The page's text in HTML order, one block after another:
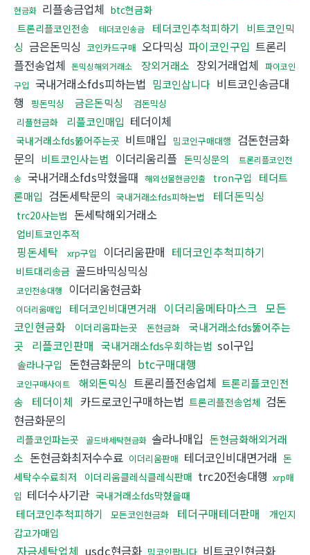
현금화 리플송금업체 btc현금화
트론리플코인전송
테더코인송금 테더코인추척피하기
비트코인믹
싱 금은돈믹싱 코인카드구매 오다믹싱 파이코인구입 트론리
플전송업체 돈믹싱해외거래소 장외거래소 장외거래업체 파이코인
구입 국내거래소fds피하는법 밈코인삽니다 비트코인송금대
행
핑돈믹싱 금은돈믹싱
검돈믹싱
리플현금화
리플코인매입 테더이체
국내거래소fds뚫어주는곳 비트매입 밈코인구매대행 검돈현금화
문의 비트코인사는법 이더리움리플 돈믹싱문의
트론리플코인전
송 국내거래소fds막혔을때 해외선물현금인출 tron구입
테더트
론매입 검돈세탁문의 국내거래소fds피하는법 테더돈믹싱
trc20사는법 돈세탁해외거래소
업비트코인추적
핑돈세탁 xrp구입 이더리움판매 테더코인추척피하기
비트대리송금 골드바믹싱믹싱
코인전송대행 이더리움현금화
이더리움매입 테더코인비대면거래 이더리움메타마스크 모든
코인현금화
이더리움파는곳 돈현금화
국내거래소fds뚫어주는
곳
리플코인판매 국내거래소fds우회하는법 sol구입
솔라나구입 돈현금화문의 btc구매대행
코인구매사이트 해외돈믹싱 트론리플전송업체 트론리플코인전
송
테더이체 카드로코인구매하는법 트론리플전송업체 검돈
현금화문의
리플코인파는곳 골드바세탁현금화 솔라나매입 돈현금화해외거래
소 돈현금화최저수수료 이더리움판매 테더코인비대면거래 돈
세탁수수료최저
이더리움클레식클레식판매 trc20전송대행 xrp매
입 테더수사기관 국내거래소fds막혔을때
테더코인추척피하기 모든코인현금화 테더구매테더판매
개인지
갑고가매입
자금세탁업체 usdc현금화 밈코인팝니다 비트코인현금화